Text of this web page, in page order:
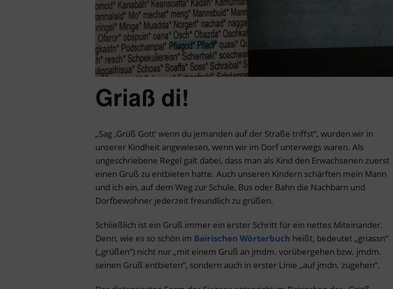
Griaß di!
„Sag ‚Grüß Gott‘ wenn du jemanden auf der Straße triffst“, wurden wir in
unserer Kindheit angewiesen, wenn wir im Dorf unterwegs waren. Als
ungeschriebene Regel galt dabei, dass man als Kind den Erwachsenen zuerst
einen Gruß zu entbieten hatte. Auch unseren Kindern schärften mein Mann
und ich ein, auf dem Weg zur Schule, Bus oder Bahn die Nachbarn und
Dorfbewohner jederzeit freundlich zu grüßen.
Schließlich ist ein Gruß immer ein erster Schritt für ein nettes Miteinander.
Denn, wie es so schön im Bairischen Wörterbuch heißt, bedeutet „griassn“
(„grüßen“) nicht nur „mit einem Gruß an jmdm. vorübergehen bzw. jmdm.
seinen Gruß entbieten“, sondern auch in erster Linie „auf jmdn. zugehen“.